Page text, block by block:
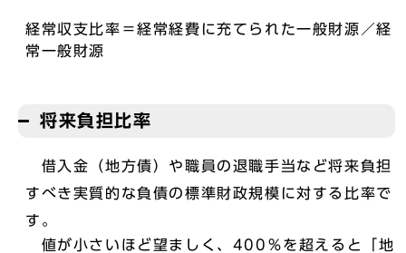
経常収支比率＝経常経費に充てられた一般財源／経
常一般財源
将来負担比率
借入金（地方債）や職員の退職手当など将来負担
すべき実質的な負債の標準財政規模に対する比率で
す。
値が小さいほど望ましく、400％を超えると「地